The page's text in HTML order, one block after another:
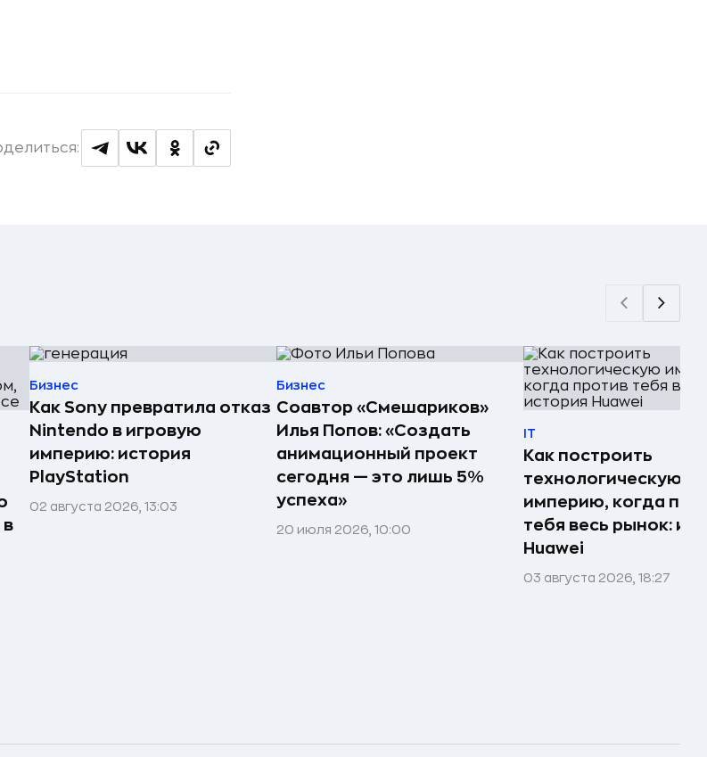
в
Бизнес
Как Sony превратила отказ
Nintendo в игровую
империю: история
PlayStation
02 августа 2026, 13:03
Бизнес
Соавтор «Смешариков»
Илья Попов: «Создать
анимационный проект
сегодня — это лишь 5%
успеха»
20 июля 2026, 10:00
IT
Как построить
технологическую
империю, когда
тебя весь рынок:
Huawei
03 августа 2026, 18:27